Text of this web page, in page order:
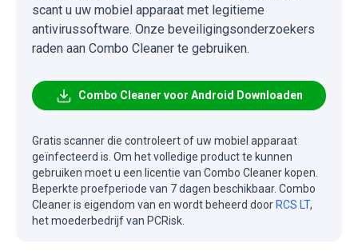
scant u uw mobiel apparaat met legitieme
antivirussoftware. Onze beveiligingsonderzoekers
raden aan Combo Cleaner te gebruiken.
Combo Cleaner voor Android Downloaden
Gratis scanner die controleert of uw mobiel apparaat
geïnfecteerd is. Om het volledige product te kunnen
gebruiken moet u een licentie van Combo Cleaner kopen.
Beperkte proefperiode van 7 dagen beschikbaar. Combo
Cleaner is eigendom van en wordt beheerd door RCS LT,
het moederbedrijf van PCRisk.